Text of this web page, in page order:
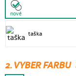
nové
taška
2. VYBER FARBU